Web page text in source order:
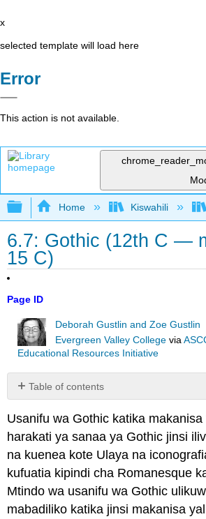
x
selected template will load here
Error
This action is not available.
Expand/collapse global
Home Kiswahili
6.7: Gothic (12th C —
15 C)
Page ID
Deborah Gustlin and Zoe Gustlin
Evergreen Valley College via
Educational Resources Initiative
Table of contents
No
Usanifu wa Gothic katika
harakati ya sanaa ya Gothic jinsi
na kuenea kote Ulaya na
kufuatia kipindi cha Romanesque
Mtindo wa usanifu wa Gothic
mabadiliko katika jinsi makanisa